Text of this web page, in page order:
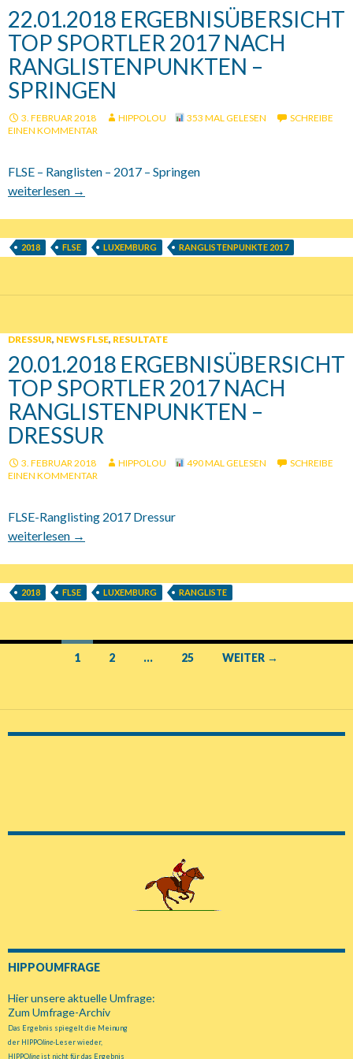
22.01.2018 ERGEBNISÜBERSICHT
TOP SPORTLER 2017 NACH
RANGLISTENPUNKTEN –
SPRINGEN
3. FEBRUAR 2018 HIPPOLOU 353 MAL GELESEN
SCHREIBE
EINEN KOMMENTAR
FLSE – Ranglisten – 2017 – Springen
22.01.2018 Ergebnisübersicht Top Sportler 2017 nach
weiterlesen →
2018 FLSE LUXEMBURG RANGLISTENPUNKTE 2017
DRESSUR, NEWS FLSE, RESULTATE
20.01.2018 ERGEBNISÜBERSICHT
TOP SPORTLER 2017 NACH
RANGLISTENPUNKTEN –
DRESSUR
3. FEBRUAR 2018 HIPPOLOU 490 MAL GELESEN
SCHREIBE
EINEN KOMMENTAR
FLSE-Ranglisting 2017 Dressur
20.01.2018 Ergebnisübersicht Top Sportler 2017 nach
weiterlesen →
2018 FLSE LUXEMBURG RANGLISTE
Navigation
1 2 … 25 WEITER →
HIPPOUMFRAGE
Hier unsere aktuelle Umfrage:
Zum Umfrage-Archiv
Das Ergebnis spiegelt die Meinung
der HIPPOline-Leser wieder,
HIPPOlineist nicht für das Ergebnis